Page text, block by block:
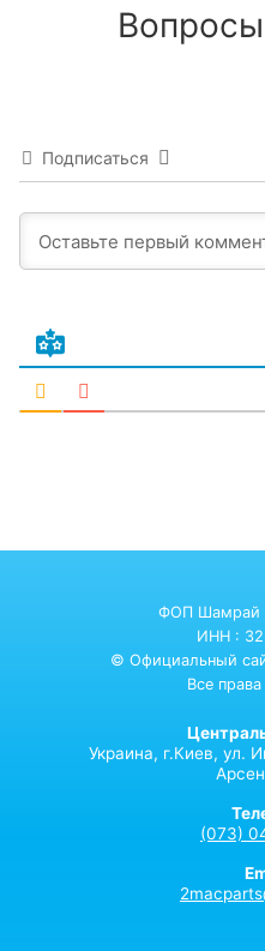
Подписаться
ФОП Шамрай
ИНН :
© Официальный
Все
Украина, г.Киев, ул.
(073)